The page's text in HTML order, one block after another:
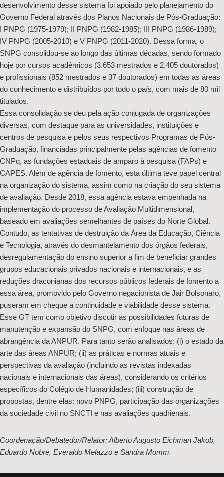
desenvolvimento desse sistema foi apoiado pelo planejamento do
Governo Federal através dos Planos Nacionais de Pós-Graduação:
I PNPG (1975-1979); II PNPG (1982-1985); III PNPG (1986-1989);
IV PNPG (2005-2010) e V PNPG (2011-2020). Dessa forma, o
SNPG consolidou-se ao longo das últimas décadas, sendo formado
hoje por cursos acadêmicos (3.653 mestrados e 2.405 doutorados)
e profissionais (852 mestrados e 37 doutorados) em todas as áreas
do conhecimento e distribuídos por todo o país, com mais de 80 mil
titulados.
Essa consolidação se deu pela ação conjugada de organizações
diversas, com destaque para as universidades, instituições e
centros de pesquisa e pelos seus respectivos Programas de Pós-
Graduação, financiadas principalmente pelas agências de fomento
CNPq, as fundações estaduais de amparo à pesquisa (FAPs) e
CAPES. Além de agência de fomento, esta última teve papel central
na organização do sistema, assim como na criação do seu sistema
de avaliação. Desde 2018, essa agência estava empenhada na
implementação do processo de Avaliação Multidimensional,
baseado em avaliações semelhantes de países do Norte Global.
Contudo, as tentativas de destruição da Área da Educação, Ciência
e Tecnologia, através do desmantelamento dos órgãos federais,
desregulamentação do ensino superior a fim de beneficiar grandes
grupos educacionais privados nacionais e internacionais, e as
reduções draconianas dos recursos públicos federais de fomento a
essa área, promovido pelo Governo negacionista de Jair Bolsonaro,
puseram em cheque a continuidade e viabilidade desse sistema.
Esse GT tem como objetivo discutir as possibilidades futuras de
manutenção e expansão do SNPG, com enfoque nas áreas de
abrangência da ANPUR. Para tanto serão analisados: (i) o estado da
arte das áreas ANPUR; (ii) as práticas e normas atuais e
perspectivas da avaliação (incluindo as revistas indexadas
nacionais e internacionais das áreas), considerando os critérios
específicos do Colégio de Humanidades; (iii) construção de
propostas, dentre elas: novo PNPG, participação das organizações
da sociedade civil no SNCTI e nas avaliações quadrienais.
Coordenação/Debatedor/Relator: Alberto Augusto Eichman Jakob,
Eduardo Nobre, Everaldo Melazzo e Sandra Momm.